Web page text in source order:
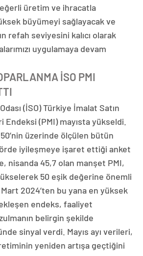
üretim ve ihracatla
büyümeyi sağlayacak ve
refah seviyesini kalıcı olarak
uygulamaya devam
İSO PMI
(İSO) Türkiye İmalat Satın
Endeksi (PMI) mayısta yükseldi.
üzerinde ölçülen bütün
iyileşmeye işaret ettiği anket
nisanda 45,7 olan manşet PMI,
50 eşik değerine önemli
2024’ten bu yana en yüksek
endeks, faaliyet
belirgin şekilde
sinyal verdi. Mayıs ayı verileri,
yeniden artışa geçtiğini